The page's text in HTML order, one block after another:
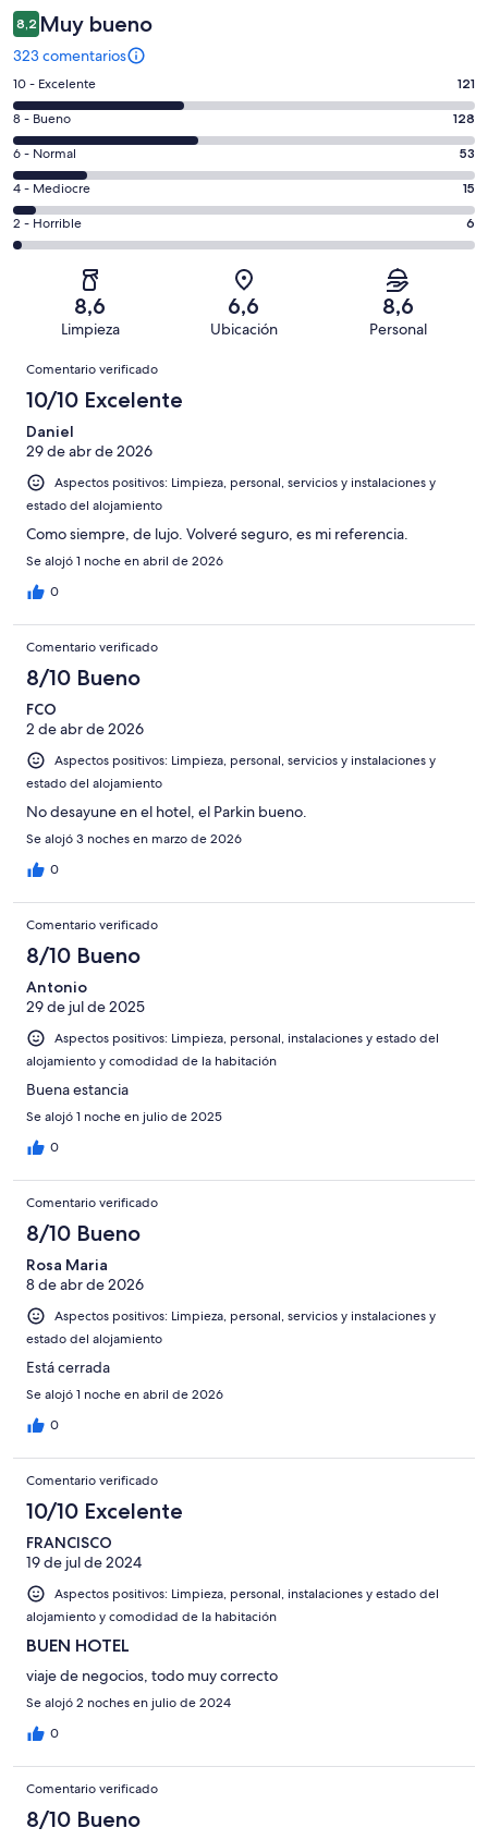
8,2 Muy bueno
323 comentarios
121
comentarios
de
un
total
de
323
con
puntuación
10 - Excelente 121
128
comentarios
de
un
total
de
puntuación
8 - Bueno 128
53
comentarios
de
un
total
puntuación
Normal
6 - Normal 53
15
comentarios
de
una
puntuación
Mediocre
4 - Mediocre 15
6
comentarios
323
una
puntuación
de
2 - Horrible 6
8,6
Limpieza
6,6
Ubicación
8,6
Personal
Comentarios
Comentario verificado
10/10 Excelente
Daniel
29 de abr de 2026
Aspectos positivos: Limpieza, personal, servicios y instalaciones y
estado del alojamiento
Como siempre, de lujo. Volveré seguro, es mi referencia.
Se alojó 1 noche en abril de 2026
0
Comentario verificado
8/10 Bueno
FCO
2 de abr de 2026
Aspectos positivos: Limpieza, personal, servicios y instalaciones y
estado del alojamiento
No desayune en el hotel, el Parkin bueno.
Se alojó 3 noches en marzo de 2026
0
Comentario verificado
8/10 Bueno
Antonio
29 de jul de 2025
Aspectos positivos: Limpieza, personal, instalaciones y estado del
alojamiento y comodidad de la habitación
Buena estancia
Se alojó 1 noche en julio de 2025
0
Comentario verificado
8/10 Bueno
Rosa Maria
8 de abr de 2026
Aspectos positivos: Limpieza, personal, servicios y instalaciones y
estado del alojamiento
Está cerrada
Se alojó 1 noche en abril de 2026
0
Comentario verificado
10/10 Excelente
FRANCISCO
19 de jul de 2024
Aspectos positivos: Limpieza, personal, instalaciones y estado del
alojamiento y comodidad de la habitación
BUEN HOTEL
viaje de negocios, todo muy correcto
Se alojó 2 noches en julio de 2024
0
Comentario verificado
8/10 Bueno